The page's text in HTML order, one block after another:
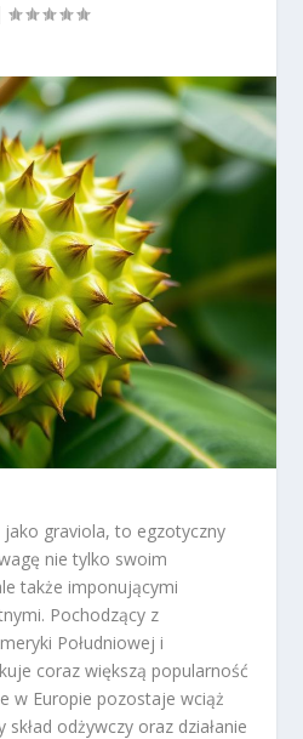
graviola, to egzotyczny
nie tylko swoim
także imponującymi
Pochodzący z
Południowej i
coraz większą popularność
w Europie pozostaje wciąż
skład odżywczy oraz działanie